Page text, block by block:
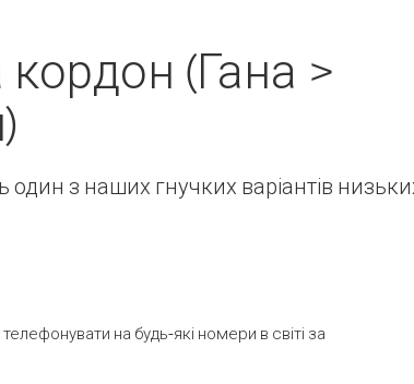
(Гана >
один з наших гнучких варіантів
на будь-які номери в світі за